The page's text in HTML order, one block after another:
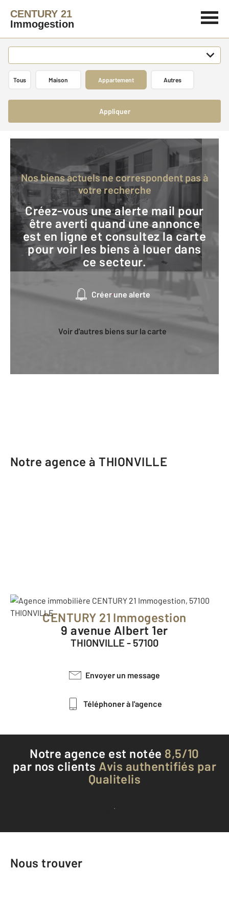
CENTURY 21
Immogestion
Tous Maison Appartement Autres
Appliquer
Nos biens actuels ne correspondent pas à
votre recherche
Créez-vous une alerte mail pour
être averti quand une annonce
est en ligne et consultez la carte
pour voir les biens à louer dans
ce secteur.
Créer une alerte
Voir d'autres biens sur la carte
Notre agence à THIONVILLE
CENTURY 21 Immogestion
9 avenue Albert 1er
THIONVILLE - 57100
Envoyer un message
Téléphoner à l'agence
Notre agence est notée 8,5/10
par nos clients Avis authentifiés par
Qualitelis
Voir tous les avis clients
Nous trouver